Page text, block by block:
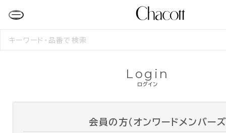
検
ログイン
Login
会員の方（オンワードメンバーズ